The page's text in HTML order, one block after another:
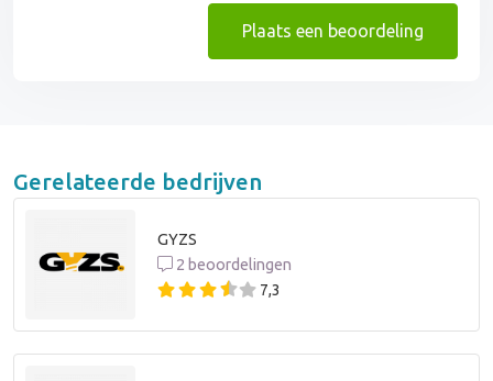
Plaats een beoordeling
Gerelateerde bedrijven
GYZS
2 beoordelingen
7,3